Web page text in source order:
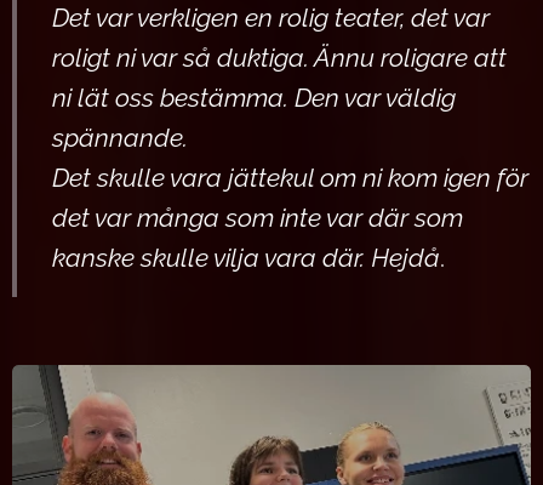
Det var verkligen en rolig teater, det var
roligt ni var så duktiga. Ännu roligare att
ni lät oss bestämma. Den var väldig
spännande.
Det skulle vara jättekul om ni kom igen för
det var många som inte var där som
kanske skulle vilja vara där. Hejdå.